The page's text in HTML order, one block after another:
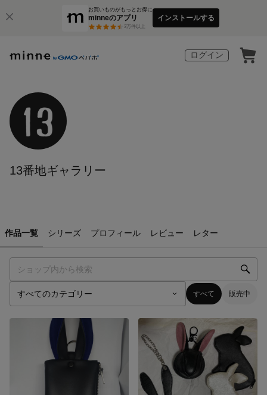
お買いものがもっとお得に
minneのアプリ
3万件以上
インストールする
ログイン
13番地ギャラリー
作品一覧 シリーズ プロフィール レビュー レター
すべて 販売中